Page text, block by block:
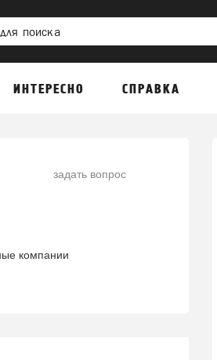
ИНТЕРЕСНО СПРАВКА
задать вопрос
компании